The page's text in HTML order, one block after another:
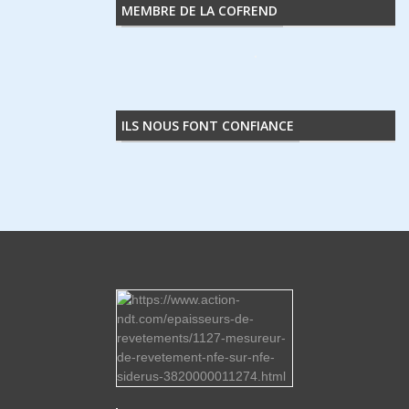
MEMBRE DE LA COFREND
ILS NOUS FONT CONFIANCE